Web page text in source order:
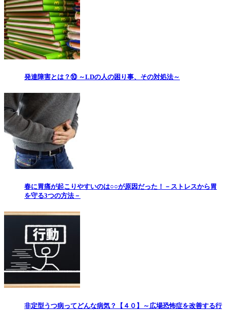
発達障害とは？⑩ ～LDの人の困り事、その対処法～
春に胃痛が起こりやすいのは○○が原因だった！－ストレスから胃
を守る3つの方法－
非定型うつ病ってどんな病気？【４０】～広場恐怖症を改善する行